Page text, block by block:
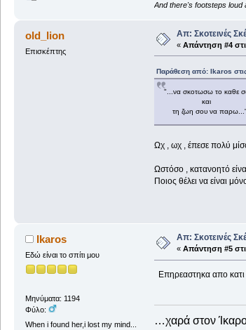
And there's footsteps loud
old_lion
Επισκέπτης
Απ: Σκοτεινές
« Απάντηση #4
Παράθεση από: Ikaros
"...να σκοτωσω το καθε
και
τη ζωη σου να παρω..."
Ωχ , ωχ , έπεσε πολύ
Ωστόσο , κατανοητό
Ποιος θέλει να είναι
Ikaros
Εδώ είναι το σπίτι μου
Μηνύματα: 1194
Φύλο:
When i found her,i lost my mind...
Απ: Σκοτεινές
« Απάντηση #5
Επηρεαστηκα απο κατι
…χαρά στον